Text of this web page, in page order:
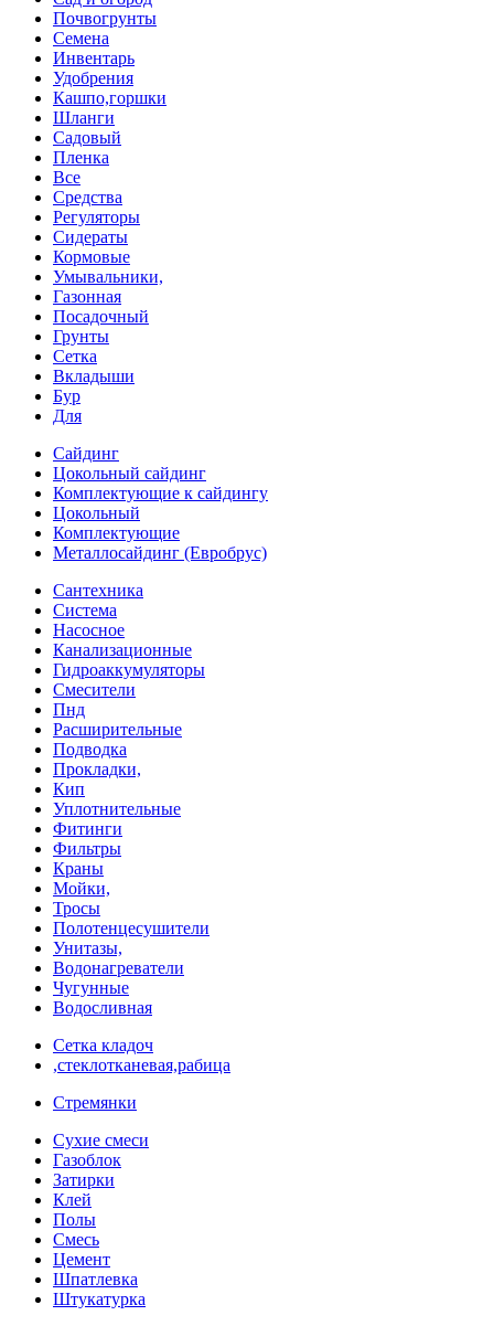
Почвогрунты
Семена
Инвентарь
Удобрения
Кашпо,горшки
Шланги
Садовый
Пленка
Все
Средства
Регуляторы
Сидераты
Кормовые
Умывальники,
Газонная
Посадочный
Грунты
Сетка
Вкладыши
Бур
Для
Сайдинг
Цокольный сайдинг
Комплектующие к сайдингу
Цокольный
Комплектующие
Металлосайдинг (Евробрус)
Сантехника
Система
Насосное
Канализационные
Гидроаккумуляторы
Смесители
Пнд
Расширительные
Подводка
Прокладки,
Кип
Уплотнительные
Фитинги
Фильтры
Краны
Мойки,
Тросы
Полотенцесушители
Унитазы,
Водонагреватели
Чугунные
Водосливная
Сетка кладоч
,стеклотканевая,рабица
Стремянки
Сухие смеси
Газоблок
Затирки
Клей
Полы
Смесь
Цемент
Шпатлевка
Штукатурка